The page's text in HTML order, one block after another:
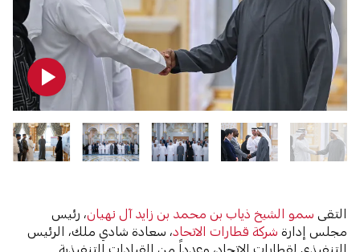
التقى سمو الشيخ ذياب بن محمد بن زايد آل نهيان، رئيس
مجلس إدارة شركة قطارات الاتحاد، سعادة شادي ملك، الرئيس
التنفيذي لقطارات الاتحاد، وعدداً من القيادات التنفيذية